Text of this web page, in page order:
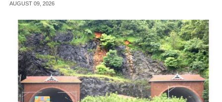
CARTOONS
LITERATURE
ZOOM
പ്രസിഡന്റ് കെ.വി.വിനോദ്. ബി.എം.എസ് തൃശൂർ
സംസാരിക്കുകയായിരുന്നു.
AUGUST 09, 2026